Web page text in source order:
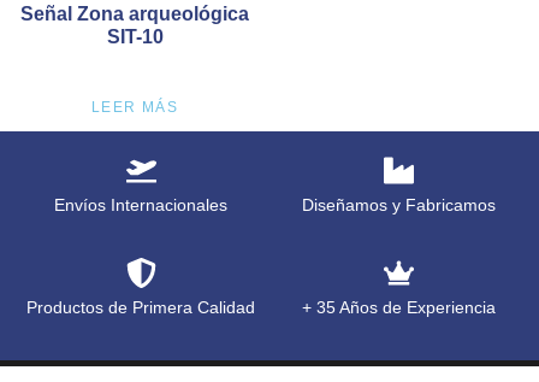
Señal Zona arqueológica
SIT-10
LEER MÁS
Envíos Internacionales Diseñamos y Fabricamos
Productos de Primera Calidad + 35 Años de Experiencia